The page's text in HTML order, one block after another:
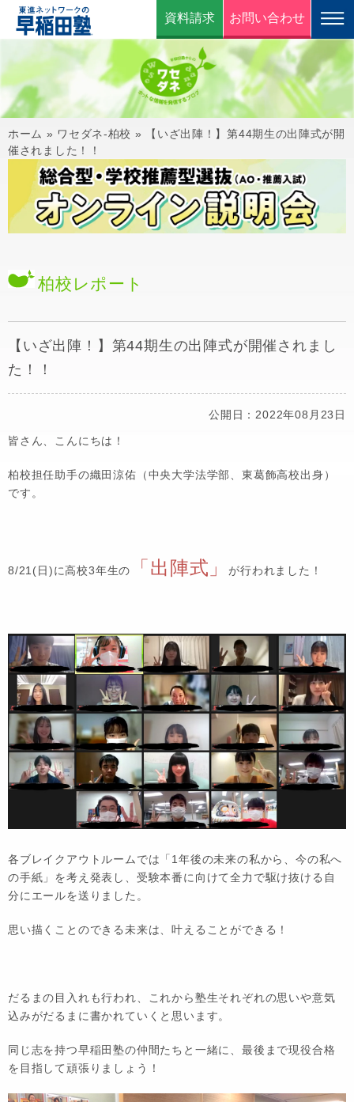
資料請求 お問い合わせ
ホーム » ワセダネ-柏校 »
【いざ出陣！】第44期生の出陣式が開
催されました！！
柏校 レポート
【いざ出陣！】第44期生の出陣式が開催されまし
た！！
公開日：2022年08月23日
皆さん、こんにちは！
柏校担任助手の織田涼佑（中央大学法学部、東葛飾高校出身）
です。
8/21(日)に高校3年生の 「出陣式」 が行われました！
各ブレイクアウトルームでは「1年後の未来の私から、今の私へ
の手紙」を考え発表し、受験本番に向けて全力で駆け抜ける自
分にエールを送りました。
思い描くことのできる未来は、叶えることができる！
だるまの目入れも行われ、これから塾生それぞれの思いや意気
込みがだるまに書かれていくと思います。
同じ志を持つ早稲田塾の仲間たちと一緒に、最後まで現役合格
を目指して頑張りましょう！